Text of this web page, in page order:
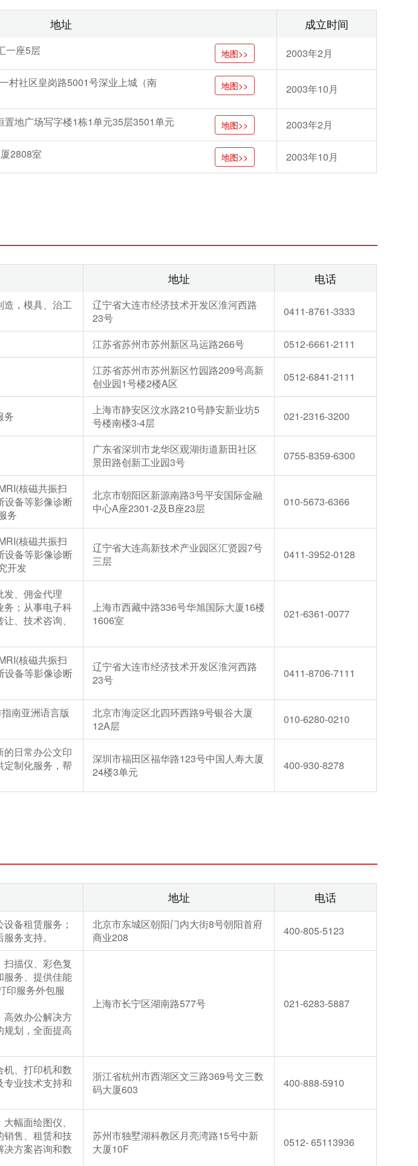
地址 成立时间
一座5层 地图>> 2003年2月
村社区皇岗路5001号深业上城（南
地图>> 2003年10月
地广场写字楼1栋1单元35层3501单元 地图>> 2003年2月
2808室 地图>> 2003年10月
地址 电话
，模具、治工
辽宁省大连市经济技术开发区淮河西路
23号
0411-8761-3333
江苏省苏州市苏州新区马运路266号 0512-6661-2111
江苏省苏州市苏州新区竹园路209号高新
创业园1号楼2楼A区
0512-6841-2111
务
上海市静安区汶水路210号静安新业坊5
号楼南楼3-4层
021-2316-3200
广东省深圳市龙华区观湖街道新田社区
景田路创新工业园3号
0755-8359-6300
核磁共振扫
设备等影像诊断
务
北京市朝阳区新源南路3号平安国际金融
中心A座2301-2及B座23层
010-5673-6366
核磁共振扫
设备等影像诊断
开发
辽宁省大连高新技术产业园区汇贤园7号
三层
0411-3952-0128
发、佣金代理
务；从事电子科
、技术咨询、
上海市西藏中路336号华旭国际大厦16楼
1606室
021-6361-0077
核磁共振扫
设备等影像诊断
辽宁省大连市经济技术开发区淮河西路
23号
0411-8706-7111
南亚洲语言版
北京市海淀区北四环西路9号银谷大厦
12A层
010-6280-0210
日常办公文印
定制化服务，帮
深圳市福田区福华路123号中国人寿大厦
24楼3单元
400-930-8278
地址 电话
备租赁服务；
务支持。
北京市东城区朝阳门内大街8号朝阳首府
商业208
400-805-5123
描仪、彩色复
服务、提供佳能
印服务外包服
高效办公解决方
划，全面提高
上海市长宁区湖南路577号 021-6283-5887
机、打印机和数
业技术支持和
浙江省杭州市西湖区文三路369号文三数
码大厦603
400-888-5910
幅面绘图仪、
销售、租赁和技
方案咨询和数
苏州市独墅湖科教区月亮湾路15号中新
大厦10F
0512- 65113936